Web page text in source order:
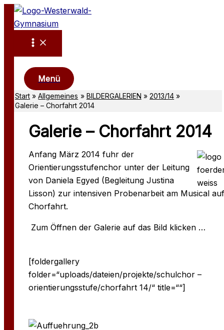
Zum
Inhalt
springen
Menü
Start Allgemeines BILDERGALERIEN
2013/14
Galerie – Chorfahrt 2014
Galerie – Chorfahrt 2014
Anfang März 2014 fuhr der
Orientierungsstufenchor unter der Leitung
von Daniela Egyed (Begleitung Justina
Lisson) zur intensiven Probenarbeit am Musical auf
Chorfahrt.
Zum Öffnen der Galerie auf das Bild klicken …
[foldergallery
folder=“uploads/dateien/projekte/schulchor –
orientierungsstufe/chorfahrt 14/“ title=““]